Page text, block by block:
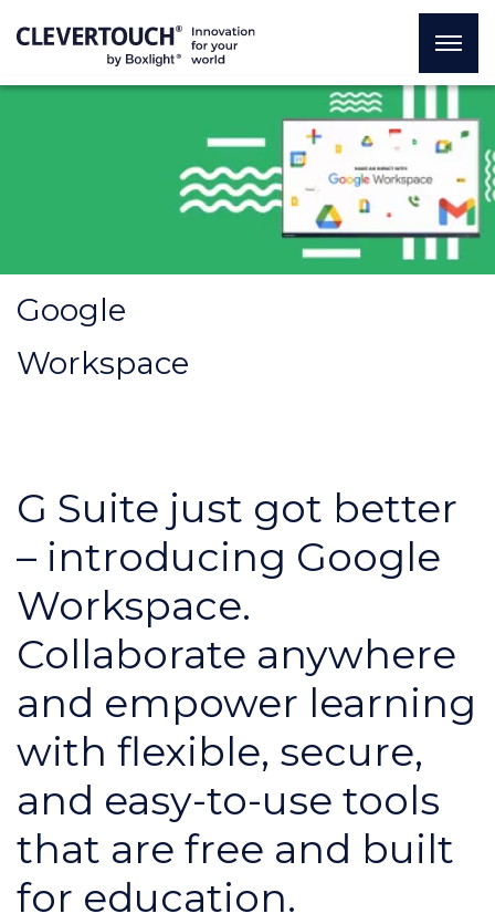
Google
Workspace
G Suite just got better
– introducing Google
Workspace.
Collaborate anywhere
and empower learning
with flexible, secure,
and easy-to-use tools
that are free and built
for education.